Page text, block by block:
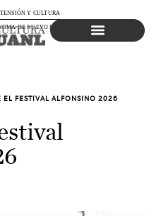
DE NUEVO LEÓN
Y CULTURA
EL FESTIVAL ALFONSINO 2026